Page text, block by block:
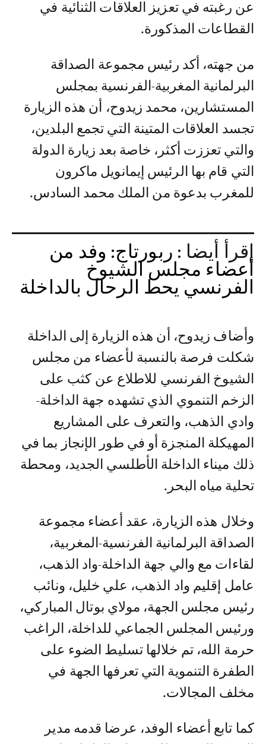
عن رغبته في تعزيز العلاقات الثنائية في
القطاعات المذكورة.
من جهته، أكد رئيس مجموعة الصداقة
البرلمانية المغربية-الفرنسية بمجلس
المستشارين، محمد زيدوح، أن هذه الزيارة
تجسد العلاقات المتينة التي تجمع البلدين،
والتي تعززت أكثر، خاصة بعد زيارة الدولة
التي قام بها الرئيس إيمانويل ماكرون
للمغرب بدعوة من الملك محمد السادس.
إقرأ أيضا : ربورتاج: وفد من
أعضاء مجلس الشيوخ
الفرنسي يحط الرحال بالداخلة‎
وأضاف زيدوح، أن هذه الزيارة إلى الداخلة
شكلت فرصة بالنسبة لأعضاء من مجلس
الشيوخ الفرنسي للاطلاع عن كثب على
الزخم التنموي الذي تشهده جهة الداخلة-
وادي الذهب، والتعرف على المشاريع
المهيكلة المنجزة أو في طور الإنجاز بما في
ذلك ميناء الداخلة الأطلسي الجديد، ومحطة
تحلية مياه البحر.
وخلال هذه الزيارة، عقد أعضاء مجموعة
الصداقة البرلمانية الفرنسية-المغربية،
لقاءات مع والي جهة الداخلة-واد الذهب،
عامل إقليم واد الذهب، علي خليل، ونائب
رئيس مجلس الجهة، مولاي بوتال المباركي،
ورئيس المجلس الجماعي للداخلة، الراغب
حرمة الله، تم خلالها تسليط الضوء على
الطفرة التنموية التي تعرفها الجهة في
مخلف المجالات.
كما تابع أعضاء الوفد، عرضا قدمه مدير